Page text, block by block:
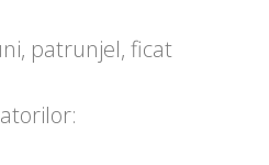
patrunjel, ficat